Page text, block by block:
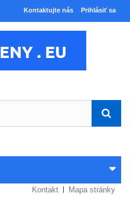
Prihlásiť sa
Kontaktujte nás
Kontakt Mapa stránky